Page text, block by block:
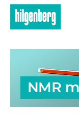
Skip to main
NMR